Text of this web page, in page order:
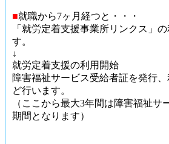
■就職から7ヶ月経つと・・・
「就労定着支援事業所リンクス」
す。
↓
就労定着支援の利用開始
障害福祉サービス受給者証を発行
ど行います。
（ここから最大3年間は障害福祉サ
期間となります）